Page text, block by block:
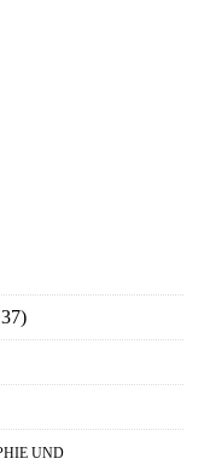
UND